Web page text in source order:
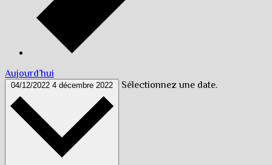
Aujourd’hui
04/12/2022 4 décembre 2022 Sélectionnez une date.